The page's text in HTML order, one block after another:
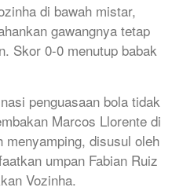
di bawah mistar,
gawangnya tetap
Skor 0-0 menutup babak
penguasaan bola tidak
Marcos Llorente di
menyamping, disusul oleh
umpan Fabian Ruiz
Vozinha.